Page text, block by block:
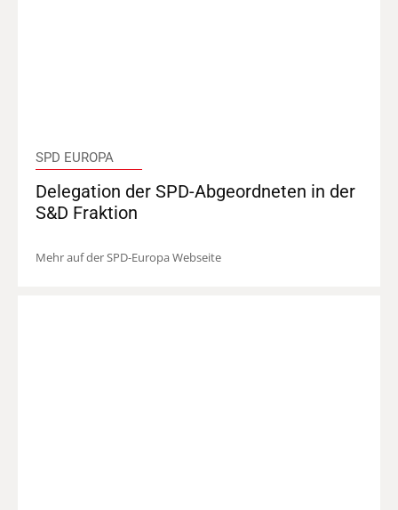
SPD EUROPA
Delegation der SPD-Abgeordneten in der
S&D Fraktion
Mehr auf der SPD-Europa Webseite